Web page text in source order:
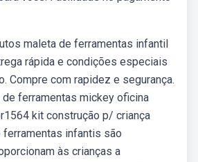
maleta de ferramentas infantil
rápida e condições especiais
Compre com rapidez e segurança.
ferramentas mickey oficina
kit construção p/ criança
infantis são
às crianças a